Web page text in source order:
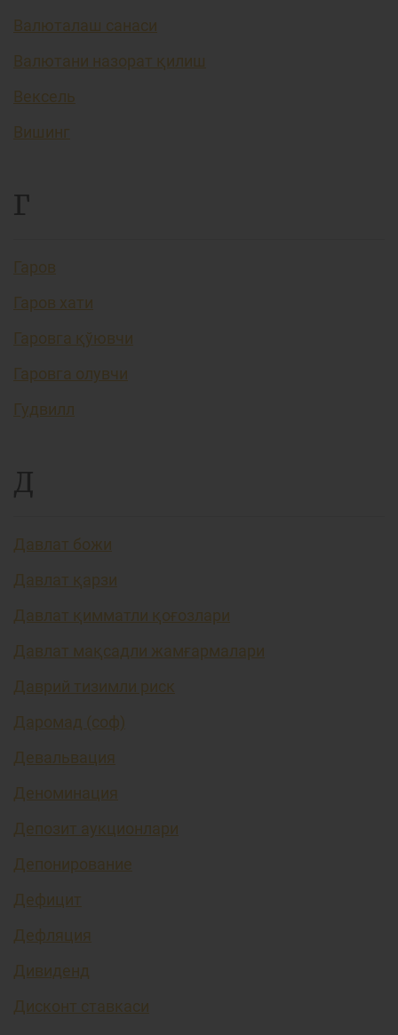
Валюталаш санаси
Валютани назорат қилиш
Вексель
Вишинг
Г
Гаров
Гаров хати
Гаровга қўювчи
Гаровга олувчи
Гудвилл
Д
Давлат божи
Давлат қарзи
Давлат қимматли қоғозлари
Давлат мақсадли жамғармалари
Даврий тизимли риск
Даромад (соф)
Девальвация
Деноминация
Депозит аукционлари
Депонирование
Дефицит
Дефляция
Дивиденд
Дисконт ставкаси